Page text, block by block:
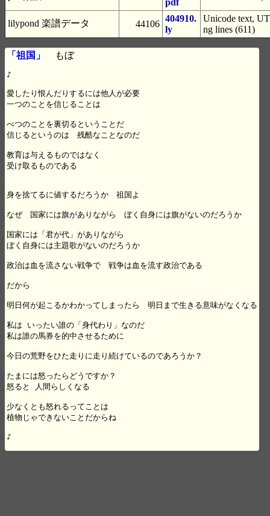
lilypond 楽譜データ 44106
404910.
ly
Unicode text,
ng lines (611)
「祖国」 もぼ
♪
愛したり恨んだりするには他人が必要
一つのことを信じることは
べつのことを裏切るということだ
信じるというのは　残酷なことなのだ
教育は与えるものではなく
受け取るものである
身を捨てるに値するだろうか　祖国よ
なぜ　国家には旗がありながら　ぼく自身には旗がないのだろうか
国家には「君が代」がありながら
ぼく自身には主題歌がないのだろうか
政治は血を流さない戦争で　戦争は血を流す政治である
だから
明日何が起こるかわかってしまったら　明日まで生きる意味がなくなる
私は いったい誰の「身代わり」なのだ
私は誰の馬券を的中させるために
今日の荒野をひた走りに走り続けているのであろうか？
たまには怒ったらどうですか？
怒ると 人間らしくなる
少なくとも怒れるってことは
植物じゃできないことだからね
♪